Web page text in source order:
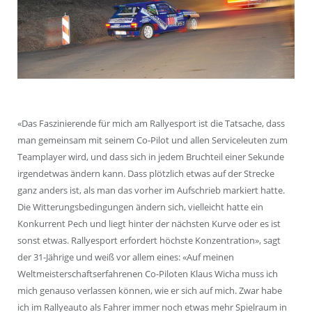
«Das Faszinierende für mich am Rallyesport ist die Tatsache, dass
man gemeinsam mit seinem Co-Pilot und allen Serviceleuten zum
Teamplayer wird, und dass sich in jedem Bruchteil einer Sekunde
irgendetwas ändern kann. Dass plötzlich etwas auf der Strecke
ganz anders ist, als man das vorher im Aufschrieb markiert hatte.
Die Witterungsbedingungen ändern sich, vielleicht hatte ein
Konkurrent Pech und liegt hinter der nächsten Kurve oder es ist
sonst etwas. Rallyesport erfordert höchste Konzentration», sagt
der 31-Jährige und weiß vor allem eines: «Auf meinen
Weltmeisterschaftserfahrenen Co-Piloten Klaus Wicha muss ich
mich genauso verlassen können, wie er sich auf mich. Zwar habe
ich im Rallyeauto als Fahrer immer noch etwas mehr Spielraum in